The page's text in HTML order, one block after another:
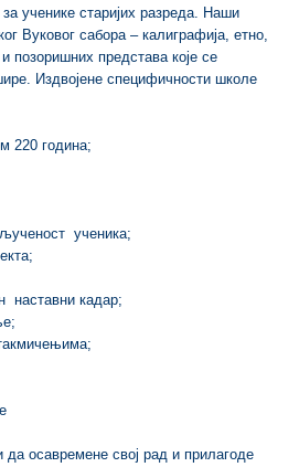
ученике старијих разреда. Наши
Вуковог сабора – калиграфија, етно,
позоришних представа које се
Издвојене специфичности школе
220 година;
ученика;
наставни кадар;
осавремене свој рад и прилагоде